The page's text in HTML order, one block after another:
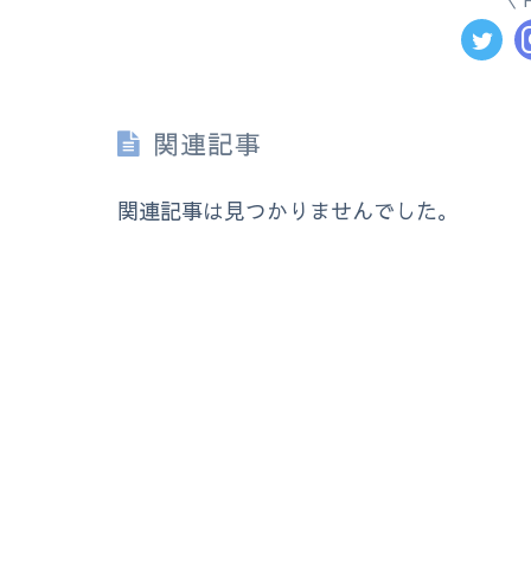
関連記事
関連記事は見つかりませんでした。